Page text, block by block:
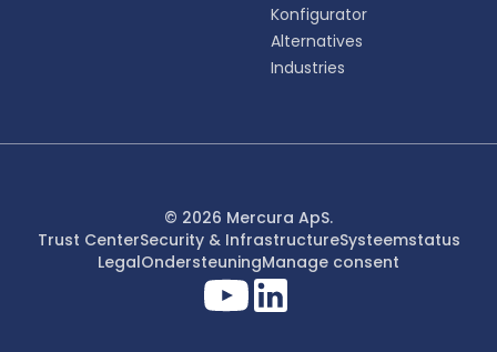
Svenska
Français
Konfigurator
Alternatives
Industries
© 2026 Mercura ApS.
Trust CenterSecurity & InfrastructureSysteemstatus
LegalOndersteuningManage consent